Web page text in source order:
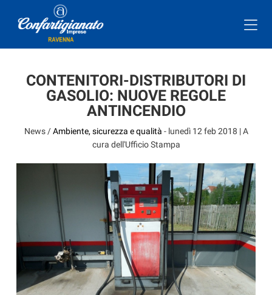
CONTENITORI-DISTRIBUTORI DI
GASOLIO: NUOVE REGOLE
ANTINCENDIO
News /Ambiente, sicurezza e qualità - lunedì 12 feb 2018 | A
cura dell'Ufficio Stampa